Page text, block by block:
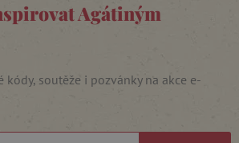
Agátiným
soutěže i pozvánky na akce e-
Google Privacy Policy